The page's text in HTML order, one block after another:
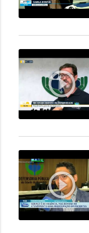
play_circle_outline
play_circle_outline